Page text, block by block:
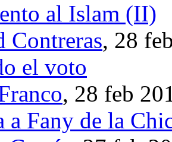
al Islam (II)
Contreras, 28
el voto
, 28 feb
a Fany de la